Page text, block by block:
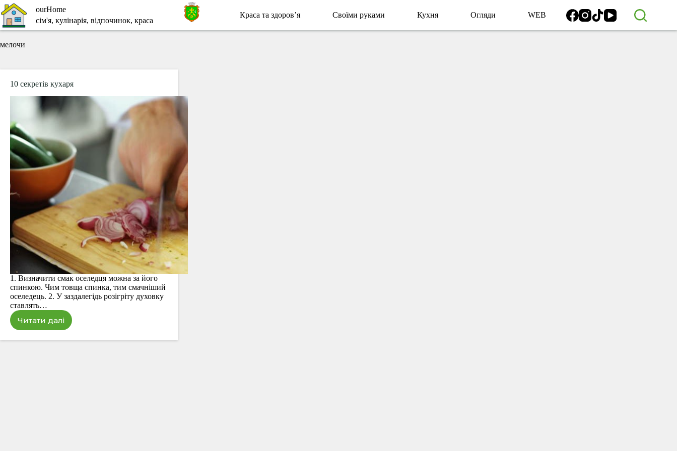
Перейти
до
вмісту
ourHome
сім'я, кулінарія, відпочинок, краса
Краса та здоров’я Своїми руками Кухня Огляди WEB
мелочи
10 секретів кухаря
1. Визначити смак оселедця можна за його
спинкою. Чим товща спинка, тим смачніший
оселедець. 2. У заздалегідь розігріту духовку
ставлять…
Читати далі
10
кухаря